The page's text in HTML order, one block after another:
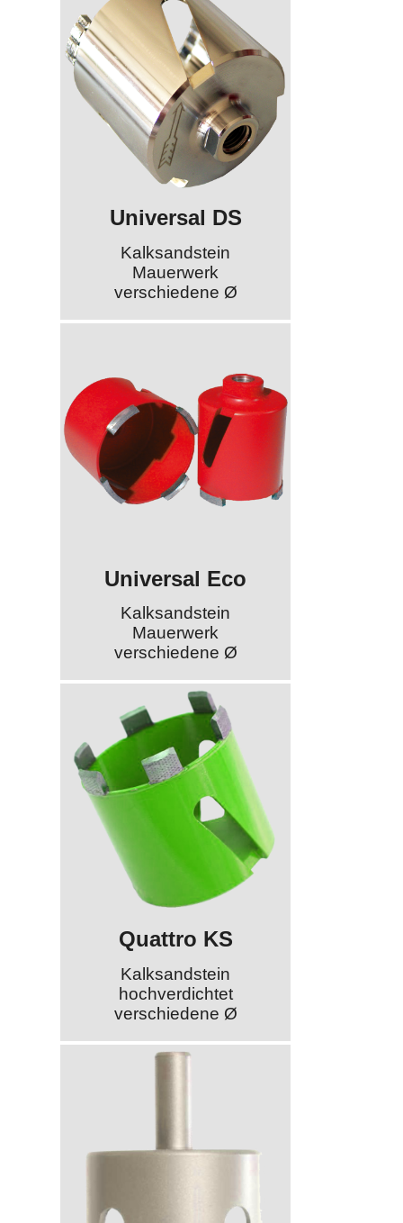
Universal DS
Kalksandstein
Mauerwerk
verschiedene Ø
Universal Eco
Kalksandstein
Mauerwerk
verschiedene Ø
Quattro KS
Kalksandstein
hochverdichtet
verschiedene Ø